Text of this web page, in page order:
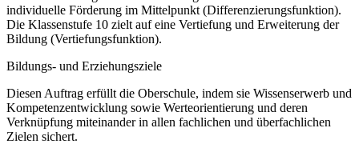
individuelle Förderung im Mittelpunkt (Differenzierungsfunktion).
Die Klassenstufe 10 zielt auf eine Vertiefung und Erweiterung der
Bildung (Vertiefungsfunktion).
Bildungs- und Erziehungsziele
Diesen Auftrag erfüllt die Oberschule, indem sie Wissenserwerb und
Kompetenzentwicklung sowie Werteorientierung und deren
Verknüpfung miteinander in allen fachlichen und überfachlichen
Zielen sichert.